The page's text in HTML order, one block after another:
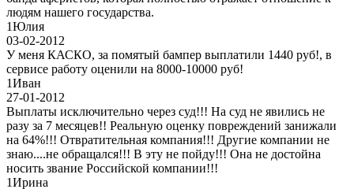
людям нашего государства.
1Юлия
03-02-2012
У меня КАСКО, за помятый бампер выплатили 1440 руб!, в
сервисе работу оценили на 8000-10000 руб!
1Иван
27-01-2012
Выплаты исключительно через суд!!! На суд не явились не
разу за 7 месяцев!! Реальную оценку повреждений занижали
на 64%!!! Отвратительная компания!!! Другие компании не
знаю....не обращался!!! В эту не пойду!!! Она не достойна
носить звание Российской компании!!!
1Ирина